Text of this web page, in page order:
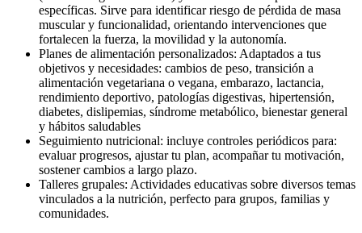
específicas. Sirve para identificar riesgo de pérdida de masa
muscular y funcionalidad, orientando intervenciones que
fortalecen la fuerza, la movilidad y la autonomía.
Planes de alimentación personalizados: Adaptados a tus
objetivos y necesidades: cambios de peso, transición a
alimentación vegetariana o vegana, embarazo, lactancia,
rendimiento deportivo, patologías digestivas, hipertensión,
diabetes, dislipemias, síndrome metabólico, bienestar general
y hábitos saludables
Seguimiento nutricional: incluye controles periódicos para:
evaluar progresos, ajustar tu plan, acompañar tu motivación,
sostener cambios a largo plazo.
Talleres grupales: Actividades educativas sobre diversos temas
vinculados a la nutrición, perfecto para grupos, familias y
comunidades.